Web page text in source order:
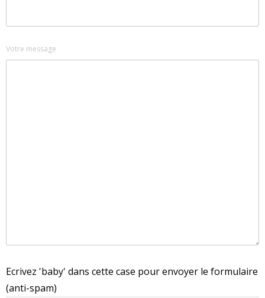
Votre message
Ecrivez 'baby' dans cette case pour envoyer le formulaire
(anti-spam)